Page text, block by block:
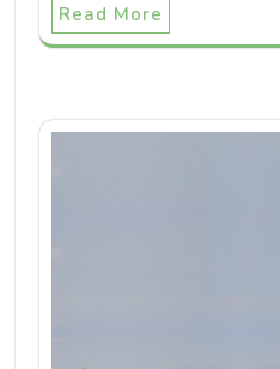
Read More